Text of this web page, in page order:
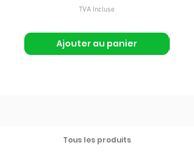
TVA Incluse
Ajouter au panier
Tous les produits